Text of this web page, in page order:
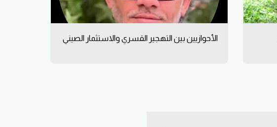
الأحوازيين بين التهجير القسري والاستثمار الصيني